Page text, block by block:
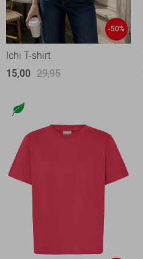
-50%
Ichi T-shirt
15,00 29,95